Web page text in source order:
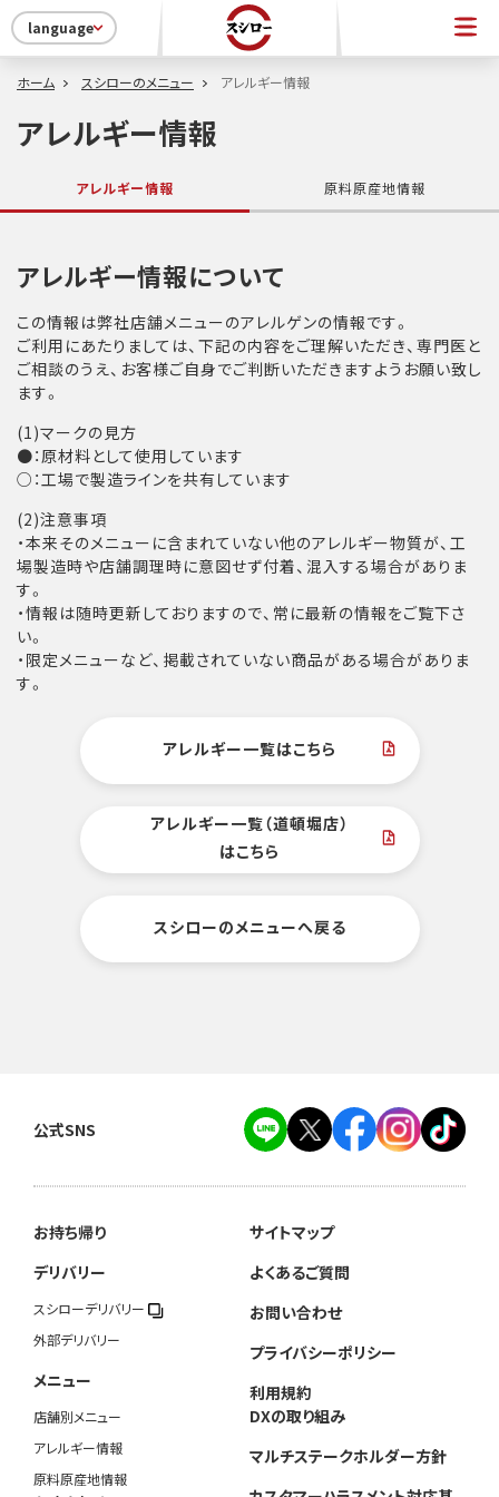
language
ホーム スシローのメニュー アレルギー情報
アレルギー情報
アレルギー情報 原料原産地情報
アレルギー情報について
この情報は弊社店舗メニューのアレルゲンの情報です。
ご利用にあたりましては、下記の内容をご理解いただき、専門医と
ご相談のうえ、お客様ご自身でご判断いただきますようお願い致し
ます。
(1)マークの見方
●：原材料として使用しています
○：工場で製造ラインを共有しています
(2)注意事項
・本来そのメニューに含まれていない他のアレルギー物質が、工
場製造時や店舗調理時に意図せず付着、混入する場合がありま
す。
・情報は随時更新しておりますので、常に最新の情報をご覧下さ
い。
・限定メニューなど、掲載されていない商品がある場合がありま
す。
アレルギー一覧はこちら
アレルギー一覧（道頓堀店）
はこちら
スシローのメニューへ戻る
公式SNS
お持ち帰り
デリバリー
スシローデリバリー
外部デリバリー
メニュー
店舗別メニュー
アレルギー情報
原料原産地情報
サイトマップ
よくあるご質問
お問い合わせ
プライバシーポリシー
利用規約
DXの取り組み
マルチステークホルダー方針